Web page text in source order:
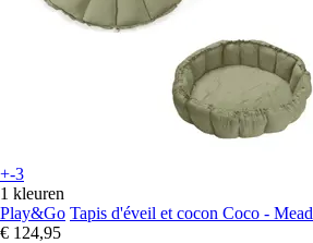
+-3
1 kleuren
Play&Go Tapis d'éveil et cocon Coco -
€ 124,95